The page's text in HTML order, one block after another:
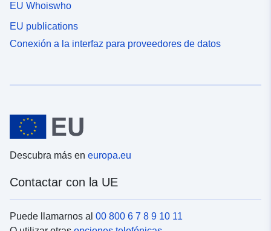
EU Whoiswho
EU publications
Conexión a la interfaz para proveedores de datos
Descubra más en europa.eu
Contactar con la UE
Puede llamarnos al 00 800 6 7 8 9 10 11